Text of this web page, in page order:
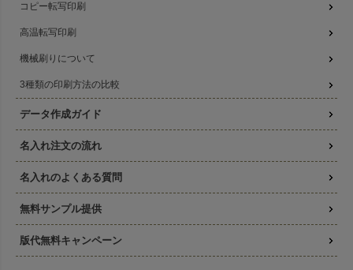
コピー転写印刷
高温転写印刷
機械刷りについて
3種類の印刷方法の比較
データ作成ガイド
名入れ注文の流れ
名入れのよくある質問
無料サンプル提供
版代無料キャンペーン